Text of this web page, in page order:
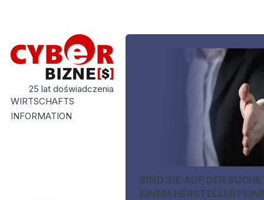
25 lat doświadczenia
WIRTSCHAFTS
INFORMATION
SIND SIE AUF DER
EINEM HERSTELLER?